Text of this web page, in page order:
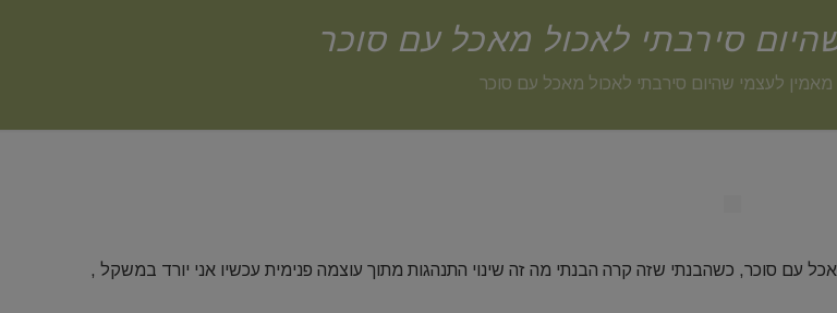
סירבתי לאכול מאכל עם סוכר
מאמין לעצמי שהיום סירבתי לאכול מאכל עם סוכר
עם סוכר, כשהבנתי שזה קרה הבנתי מה זה שינוי התנהגות מתוך עוצמה פנימית עכשיו אני יורד במשקל ,